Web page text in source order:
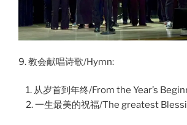
9. 教会献唱诗歌/Hymn:
1. 从岁首到年终/From the Year’s
2. 一生最美的祝福/The greatest